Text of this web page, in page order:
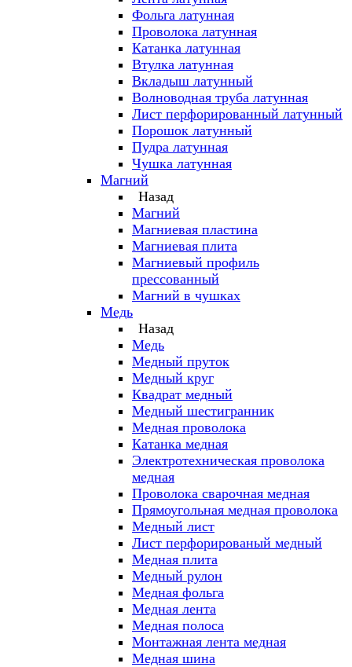
Фольга латунная
Проволока латунная
Катанка латунная
Втулка латунная
Вкладыш латунный
Волноводная труба латунная
Лист перфорированный латунный
Порошок латунный
Пудра латунная
Чушка латунная
Магний
Назад
Магний
Магниевая пластина
Магниевая плита
Магниевый профиль
прессованный
Магний в чушках
Медь
Назад
Медь
Медный пруток
Медный круг
Квадрат медный
Медный шестигранник
Медная проволока
Катанка медная
Электротехническая проволока
медная
Проволока сварочная медная
Прямоугольная медная проволока
Медный лист
Лист перфорированый медный
Медная плита
Медный рулон
Медная фольга
Медная лента
Медная полоса
Монтажная лента медная
Медная шина